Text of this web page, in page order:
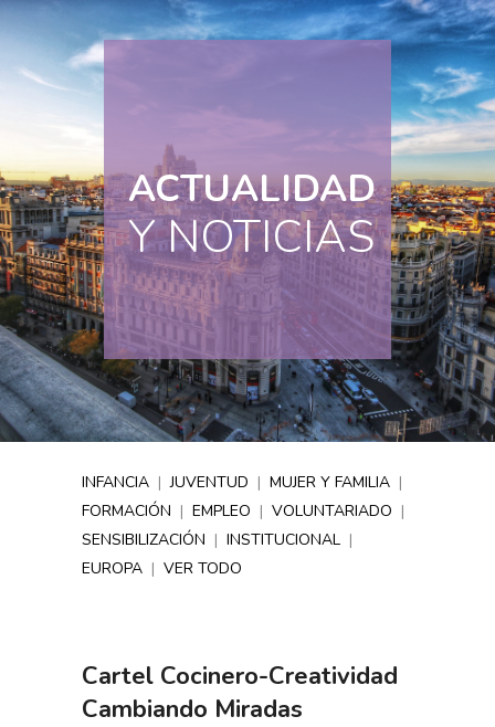
Y NOTICIAS
ACTUALIDAD
INFANCIA | JUVENTUD | MUJER Y FAMILIA |
FORMACIÓN | EMPLEO | VOLUNTARIADO |
SENSIBILIZACIÓN | INSTITUCIONAL |
EUROPA | VER TODO
Cartel Cocinero-Creatividad
Cambiando Miradas